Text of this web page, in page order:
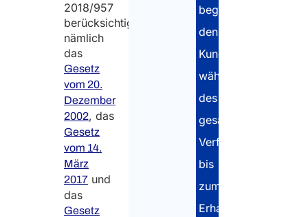
2018/957
berücksichtigen,
nämlich
das
Gesetz
vom 20.
Dezember
2002, das
Gesetz
vom 14.
März
2017und
das
Gesetz
begleiten
den
Kunden
während
des
gesamten
Verfahrens
bis
zum
Erhalt